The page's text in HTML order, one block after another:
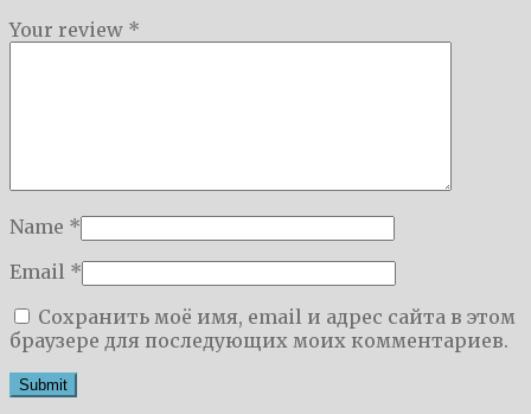
Your review *
Name *
Email *
Сохранить моё имя, email и адрес сайта в этом
браузере для последующих моих комментариев.